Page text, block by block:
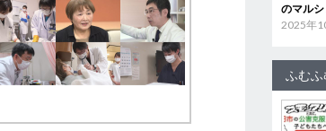
のマルシ
2025年
ふむふ